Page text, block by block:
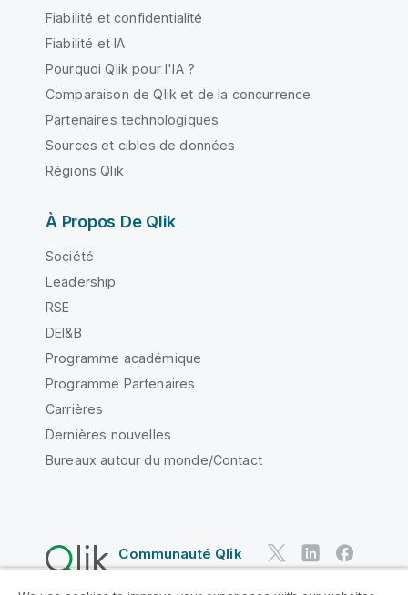
Fiabilité et confidentialité
Fiabilité et IA
Pourquoi Qlik pour l'IA ?
Comparaison de Qlik et de la concurrence
Partenaires technologiques
Sources et cibles de données
Régions Qlik
À Propos De Qlik
Société
Leadership
RSE
DEI&B
Programme académique
Programme Partenaires
Carrières
Dernières nouvelles
Bureaux autour du monde/Contact
Communauté Qlik